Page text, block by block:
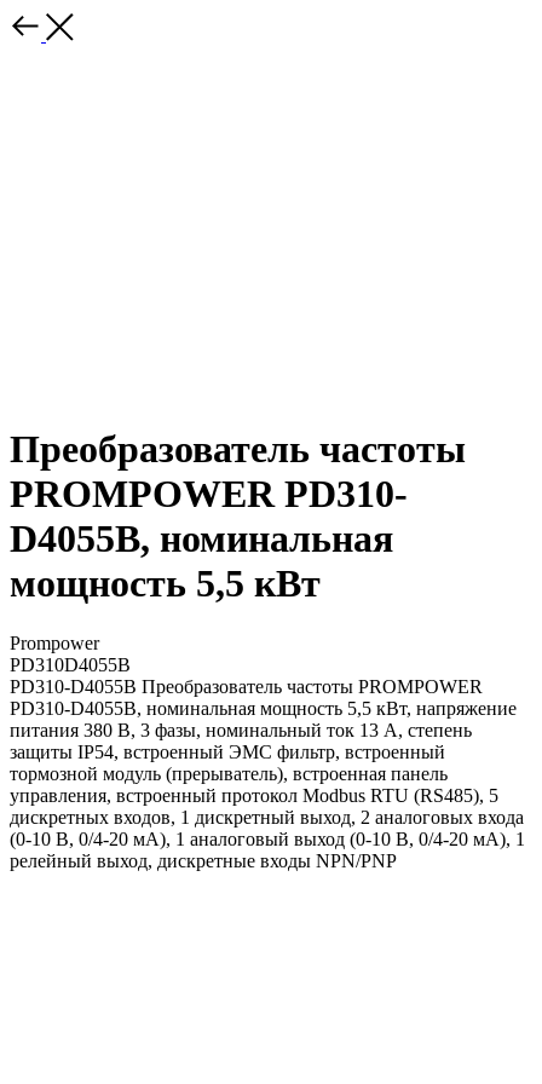
Преобразователь частоты
PROMPOWER PD310-
D4055B, номинальная
мощность 5,5 кВт
Prompower
PD310D4055B
PD310-D4055B Преобразователь частоты PROMPOWER
PD310-D4055B, номинальная мощность 5,5 кВт, напряжение
питания 380 В, 3 фазы, номинальный ток 13 А, степень
защиты IP54, встроенный ЭМС фильтр, встроенный
тормозной модуль (прерыватель), встроенная панель
управления, встроенный протокол Modbus RTU (RS485), 5
дискретных входов, 1 дискретный выход, 2 аналоговых входа
(0-10 В, 0/4-20 мА), 1 аналоговый выход (0-10 В, 0/4-20 мА), 1
релейный выход, дискретные входы NPN/PNP